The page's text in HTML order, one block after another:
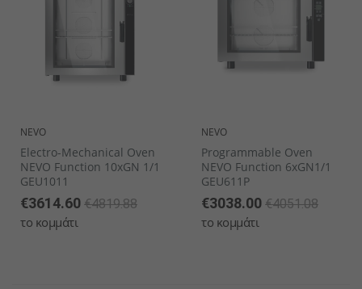
NEVO
Electro-Mechanical Oven
NEVO Function 10xGN 1/1
GEU1011
€3614.60 €4819.88
το κομμάτι
NEVO
Programmable Oven
NEVO Function 6xGN1/1
GEU611P
€3038.00 €4051.08
το κομμάτι